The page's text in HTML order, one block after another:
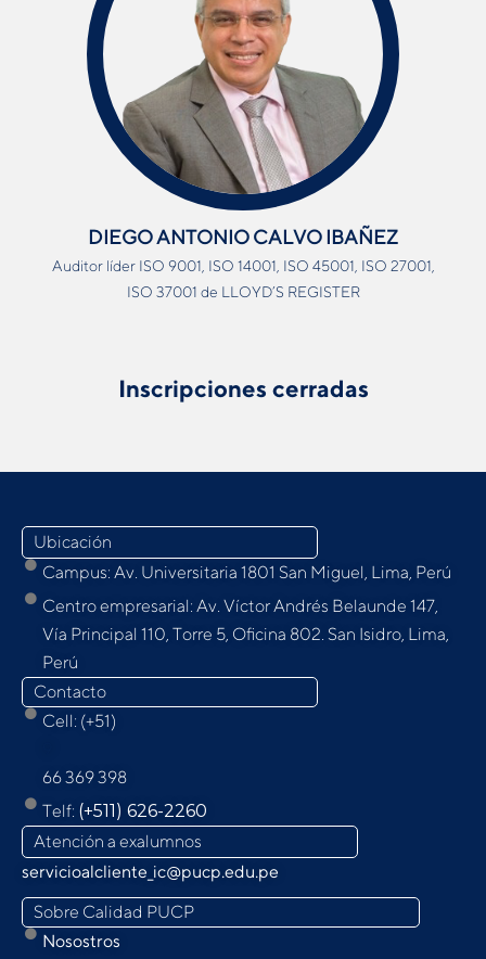
DIEGO ANTONIO CALVO IBAÑEZ
Auditor líder ISO 9001, ISO 14001, ISO 45001, ISO 27001,
ISO 37001 de LLOYD’S REGISTER
Inscripciones cerradas
Ubicación
Campus: Av. Universitaria 1801 San Miguel, Lima, Perú
Centro empresarial: Av. Víctor Andrés Belaunde 147,
Vía Principal 110, Torre 5, Oﬁcina 802. San Isidro, Lima,
Perú
Contacto
Cell: (+51)
66 369 398
Telf: (+511) 626-2260
Atención a exalumnos
servicioalcliente_ic@pucp.edu.pe
Sobre Calidad PUCP
Nosostros